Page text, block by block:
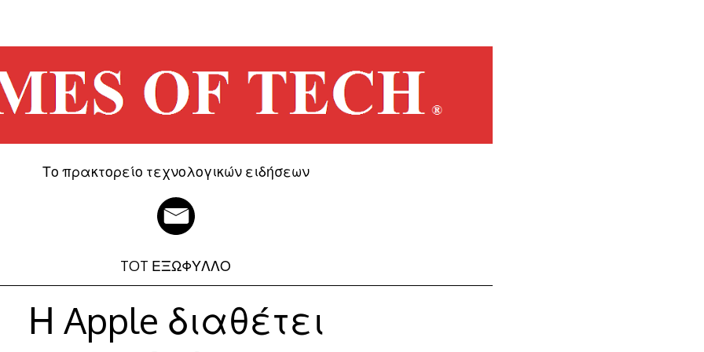
Το πρακτορείο τεχνολογικών ειδήσεων
TOT ΕΞΩΦΥΛΛΟ
Η Apple διαθέτει